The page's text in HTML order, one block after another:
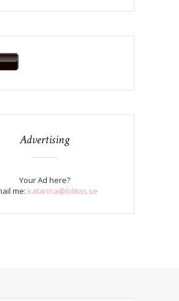
Advertising
Your Ad here?
me: katarina@lolitas.se